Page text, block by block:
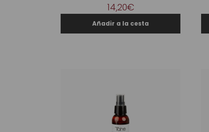
14,20€